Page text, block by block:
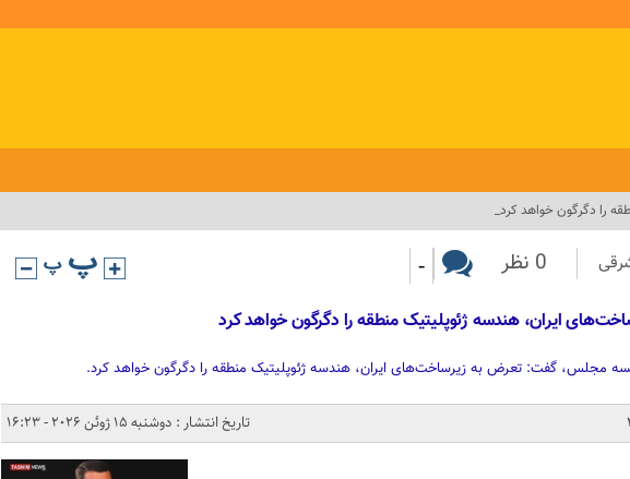
را دگرگون خواهد کرد_
0 نظر -
ایران، هندسه ژئوپلیتیک منطقه را دگرگون خواهد کرد
مجلس، گفت: تعرض به زیرساخت‌های ایران، هندسه ژئوپلیتیک منطقه را دگرگون خواهد کرد.
تاریخ انتشار : دوشنبه 15 ژوئن 2026 - 16:23